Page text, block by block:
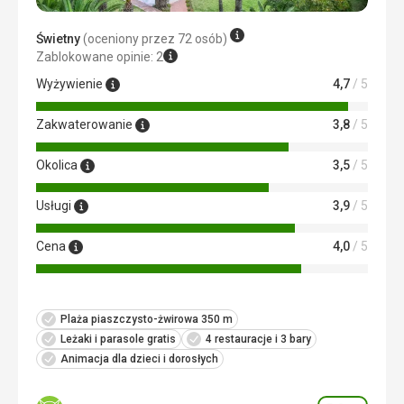
Świetny(oceniony przez 72 osób)
Zablokowane opinie: 2
Wyżywienie
4,7 / 5
Zakwaterowanie 3,8 / 5
Okolica 3,5 / 5
Usługi 3,9 / 5
Cena 4,0 / 5
Plaża piaszczysto-żwirowa 350 m
Leżaki i parasole gratis
4 restauracje i 3 bary
Animacja dla dzieci i dorosłych